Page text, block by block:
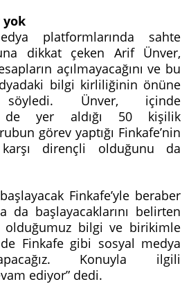
yok
platformlarında sahte
dikkat çeken Arif Ünver,
açılmayacağını ve bu
bilgi kirliliğinin önüne
söyledi. Ünver, içinde
de yer aldığı 50 kişilik
görev yaptığı Finkafe’nin
karşı dirençli olduğunu da
Finkafe’yle beraber
da başlayacaklarını belirten
olduğumuz bilgi ve birikimle
Finkafe gibi sosyal medya
Konuyla ilgili
ediyor” dedi.